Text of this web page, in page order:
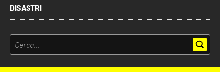
DISASTRI